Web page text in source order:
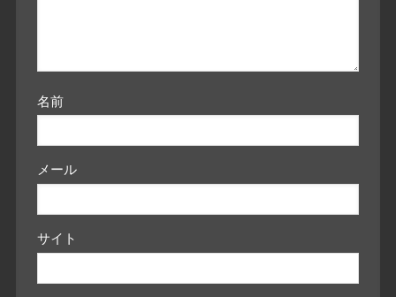
名前
メール
サイト